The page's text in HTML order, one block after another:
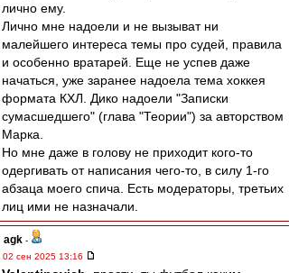
лично ему.
Лично мне надоели и не вызыват ни
малейшего интереса темы про судей, правила
и особенно вратарей. Еще не успев даже
начаться, уже заранее надоела тема хоккея
формата КХЛ. Дико надоели "Записки
сумасшедшего" (глава "Теории") за авторством
Марка.
Но мне даже в голову не приходит кого-то
одергивать от написания чего-то, в силу 1-го
абзаца моего спича. Есть модераторы, третьих
лиц ими не назначали.
agk -
02 сен 2025 13:16